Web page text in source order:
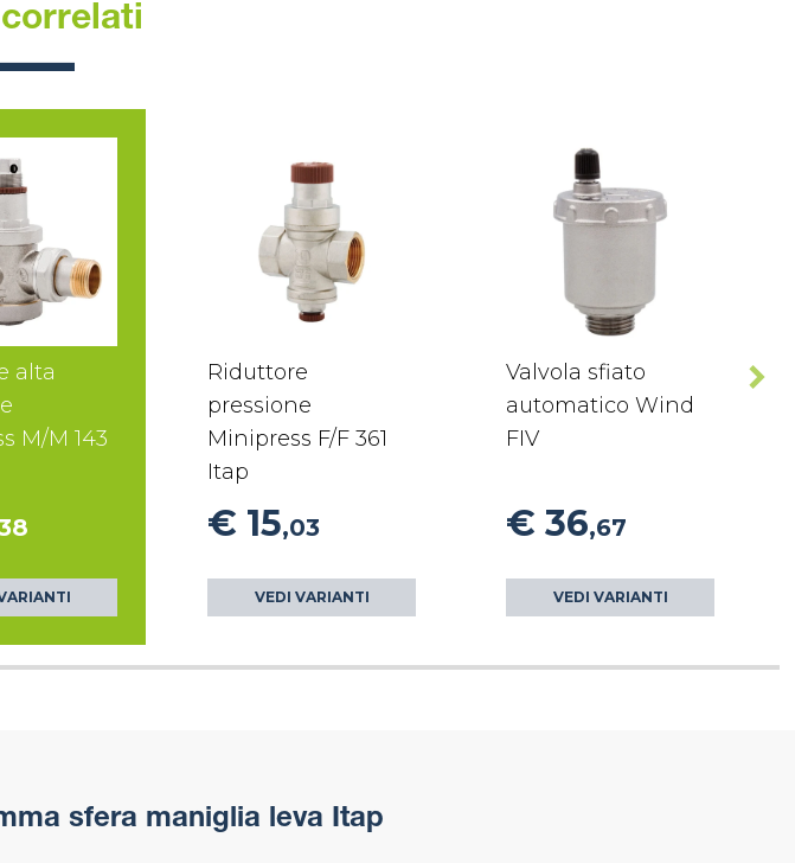
alta
M/M 143
Riduttore
pressione
Minipress F/F 361
Itap
€ 15,03
VEDI VARIANTI
Valvola sfiato
automatico Wind
FIV
€ 36,67
VEDI VARIANTI
sfera maniglia leva Itap